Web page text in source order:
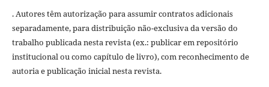
. Autores têm autorização para assumir contratos adicionais
separadamente, para distribuição não-exclusiva da versão do
trabalho publicada nesta revista (ex.: publicar em repositório
institucional ou como capítulo de livro), com reconhecimento de
autoria e publicação inicial nesta revista.